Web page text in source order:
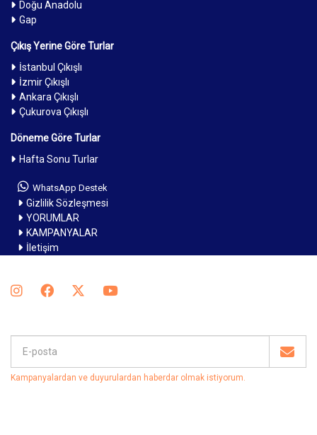
Doğu Anadolu
Gap
Çıkış Yerine Göre Turlar
İstanbul Çıkışlı
İzmir Çıkışlı
Ankara Çıkışlı
Çukurova Çıkışlı
Döneme Göre Turlar
Hafta Sonu Turlar
WhatsApp Destek
Gizlilik Sözleşmesi
YORUMLAR
KAMPANYALAR
İletişim
Kampanyalardan ve duyurulardan haberdar olmak istiyorum.